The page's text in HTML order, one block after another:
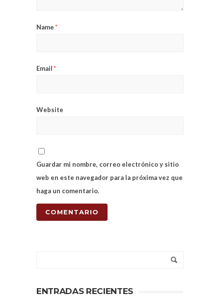
Name*
Email*
Website
Guardar mi nombre, correo electrónico y sitio
web en este navegador para la próxima vez que
haga un comentario.
ENTRADAS RECIENTES